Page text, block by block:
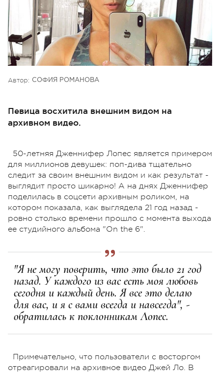
Автор: СОФИЯ РОМАНОВА
Певица восхитила внешним видом на
архивном видео.
50-летняя Дженнифер Лопес является примером
для миллионов девушек: поп-дива тщательно
следит за своим внешним видом и как результат -
выглядит просто шикарно! А на днях Дженнифер
поделилась в соцсети архивным роликом, на
котором показала, как выглядела 21 год назад -
ровно столько времени прошло с момента выхода
ее студийного альбома "On the 6".
"Я не могу поверить, что это было 21 год
назад. У каждого из вас есть моя любовь
сегодня и каждый день. Я все это делаю
для вас, и я с вами всегда и навсегда", -
обратилась к поклонникам Лопес.
Примечательно, что пользователи с восторгом
отреагировали на архивное видео Джей Ло. В